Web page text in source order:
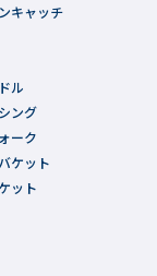
キャッチ
ル
ング
ーク
ケット
ット